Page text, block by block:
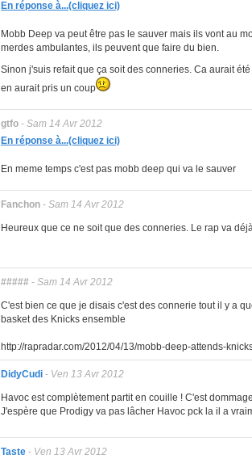
En réponse à...(cliquez ici)
Mobb Deep va peut être pas le sauver mais ils vont au
merdes ambulantes, ils peuvent que faire du bien.
Sinon j'suis refait que ça soit des conneries. Ca aurait
en aurait pris un coup
gtfo - Sam 14 Avr 2012
En réponse à...(cliquez ici)
En meme temps c'est pas mobb deep qui va le sauver
Fanchon - Sam 14 Avr 2012
Heureux que ce ne soit que des conneries. Le rap va
##### - Sam 14 Avr 2012
C'est bien ce que je disais c'est des connerie tout il y a
basket des Knicks ensemble
http://rapradar.com/2012/04/13/mobb-deep-attends-
DidyCudi - Ven 13 Avr 2012
Havoc est complètement partit en couille ! C'est
J'espère que Prodigy va pas lâcher Havoc pck la il a
Taste - Ven 13 Avr 2012